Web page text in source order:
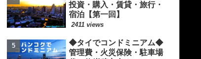
投資・購入・賃貸・旅行・
宿泊【第一回】
2411 views
◆タイでコンドミニアム◆
管理費・火災保険・駐車場